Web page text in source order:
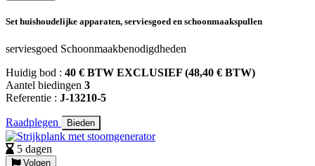
Set huishoudelijke apparaten, serviesgoed en schoonmaakspullen
serviesgoed Schoonmaakbenodigdheden
Huidig bod : 40 € BTW EXCLUSIEF (48,40 € BTW)
Aantel biedingen 3
Referentie : J-13210-5
Raadplegen Bieden
5 dagen
Volgen